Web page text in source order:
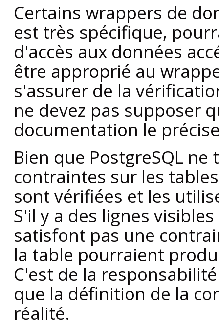
Certains wrappers de
est très spécifique,
d'accès aux données
être approprié au
s'assurer de la
ne devez pas supposer
documentation le
Bien que PostgreSQL ne
contraintes sur les
sont vérifiées et les
S'il y a des lignes
satisfont pas une
la table pourraient
C'est de la
que la définition de la
réalité.